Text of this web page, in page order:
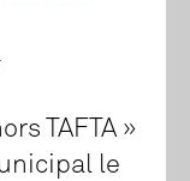
TAFTA »
le